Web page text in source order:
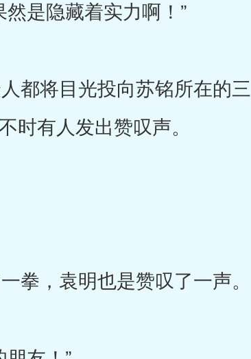
是隐藏着实力啊！”
都将目光投向苏铭所在的三
有人发出赞叹声。
，袁明也是赞叹了一声。